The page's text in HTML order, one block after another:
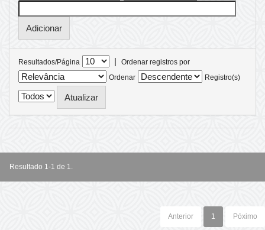
Resultados/Página |
Ordenar registros por
Ordenar
Registro(s)
Resultado 1-1 de 1.
Anterior 1 Póximo